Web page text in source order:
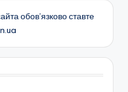
обов’язково ставте